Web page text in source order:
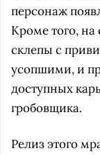
персонаж
Кроме того, на
склепы с
усопшими, и
доступных
гробовщика.
Релиз этого